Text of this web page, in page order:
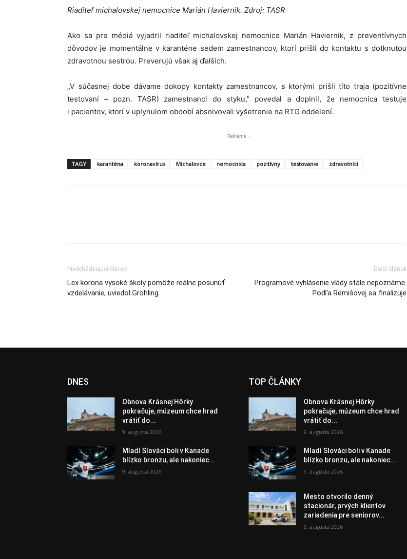
Riaditeľ michalovskej nemocnice Marián Haviernik. Zdroj: TASR
Ako sa pre médiá vyjadril riaditeľ michalovskej nemocnice Marián Haviernik, z preventívnych
dôvodov je momentálne v karanténe sedem zamestnancov, ktorí prišli do kontaktu s dotknutou
zdravotnou sestrou. Preverujú však aj ďalších.
„V súčasnej dobe dávame dokopy kontakty zamestnancov, s ktorými prišli títo traja (pozitívne
testovaní – pozn. TASR) zamestnanci do styku,” povedal a doplnil, že nemocnica testuje
i pacientov, ktorí v uplynulom období absolvovali vyšetrenie na RTG oddelení.
- Reklama -
TAGY karanténa koronavírus Michalovce nemocnica pozitívny testovanie zdravotníci
Predchádzajúci článok
Lex korona vysoké školy pomôže reálne posunúť
vzdelávanie, uviedol Gröhling
Ďalší článok
Programové vyhlásenie vlády stále nepoznáme.
Podľa Remišovej sa finalizuje
DNES
Obnova Krásnej Hôrky
pokračuje, múzeum chce hrad
vrátiť do...
9. augusta 2026
Mladí Slováci boli v Kanade
blízko bronzu, ale nakoniec...
9. augusta 2026
TOP ČLÁNKY
Obnova Krásnej Hôrky
pokračuje, múzeum chce hrad
vrátiť do...
9. augusta 2026
Mladí Slováci boli v Kanade
blízko bronzu, ale nakoniec...
9. augusta 2026
Mesto otvorilo denný
stacionár, prvých klientov
zariadenia pre seniorov...
8. augusta 2026